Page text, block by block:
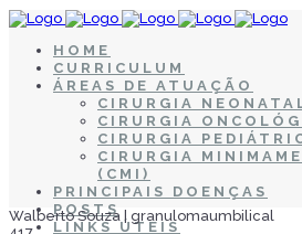
HOME
CURRICULUM
ÁREAS DE ATUAÇÃO
CIRURGIA
CIRURGIA
CIRURGIA
CIRURGIA
(CMI)
PRINCIPAIS DOENÇAS
POSTS
LINKS ÚTEIS
Walberto Souza | granulomaumbilical